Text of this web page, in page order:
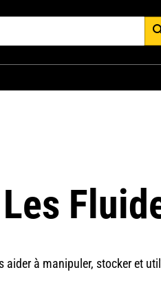
à manipuler, stocker et